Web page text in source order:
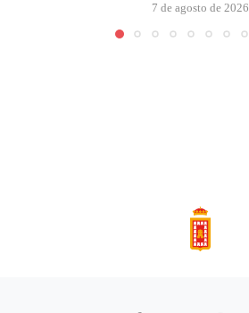
7 de agosto de 2026